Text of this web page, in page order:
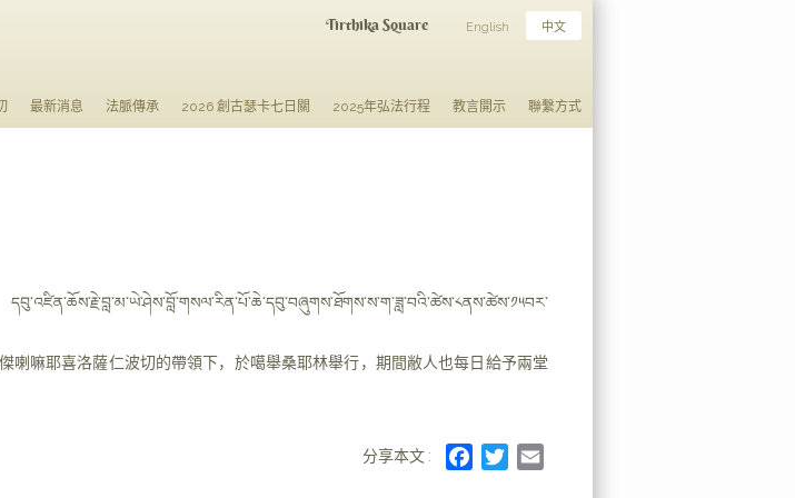
Tirthika Square English 中文
最新消息 法脈傳承 2026 創古瑟卡七日關 2025年弘法行程 教言開示 聯繫方式
嘛耶喜洛薩仁波切的帶領下，於噶舉桑耶林舉行，期間敝人也每日給予兩堂
分享本文 :